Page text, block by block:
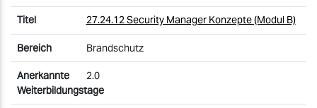
27.24.12 Security Manager Konzepte (Modul B)
Brandschutz
2.0